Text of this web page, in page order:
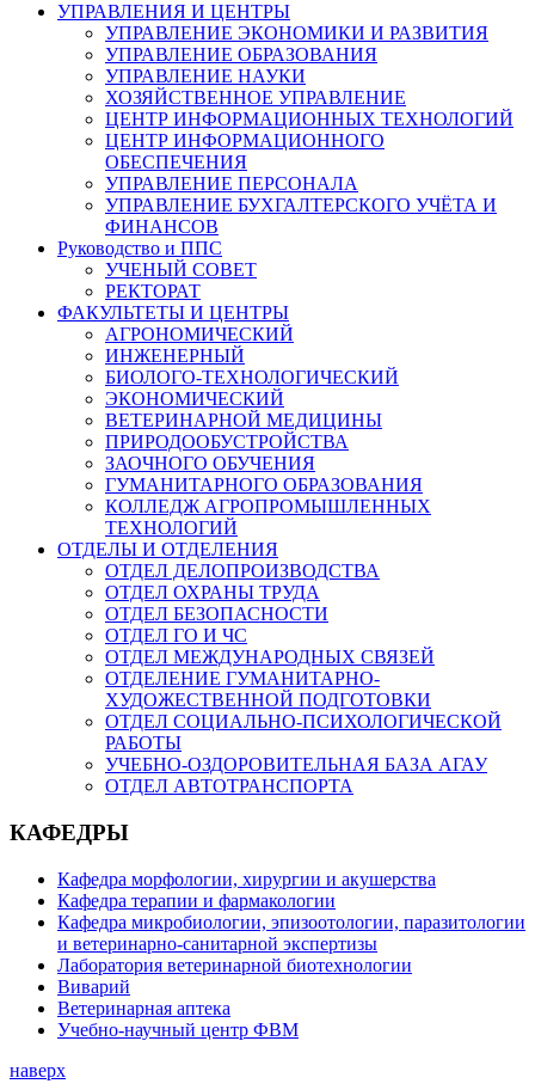
УПРАВЛЕНИЯ И ЦЕНТРЫ
УПРАВЛЕНИЕ ЭКОНОМИКИ И РАЗВИТИЯ
УПРАВЛЕНИЕ ОБРАЗОВАНИЯ
УПРАВЛЕНИЕ НАУКИ
ХОЗЯЙСТВЕННОЕ УПРАВЛЕНИЕ
ЦЕНТР ИНФОРМАЦИОННЫХ ТЕХНОЛОГИЙ
ЦЕНТР ИНФОРМАЦИОННОГО
ОБЕСПЕЧЕНИЯ
УПРАВЛЕНИЕ ПЕРСОНАЛА
УПРАВЛЕНИЕ БУХГАЛТЕРСКОГО УЧЁТА И
ФИНАНСОВ
Руководство и ППС
УЧЕНЫЙ СОВЕТ
РЕКТОРАТ
ФАКУЛЬТЕТЫ И ЦЕНТРЫ
АГРОНОМИЧЕСКИЙ
ИНЖЕНЕРНЫЙ
БИОЛОГО-ТЕХНОЛОГИЧЕСКИЙ
ЭКОНОМИЧЕСКИЙ
ВЕТЕРИНАРНОЙ МЕДИЦИНЫ
ПРИРОДООБУСТРОЙСТВА
ЗАОЧНОГО ОБУЧЕНИЯ
ГУМАНИТАРНОГО ОБРАЗОВАНИЯ
КОЛЛЕДЖ АГРОПРОМЫШЛЕННЫХ
ТЕХНОЛОГИЙ
ОТДЕЛЫ И ОТДЕЛЕНИЯ
ОТДЕЛ ДЕЛОПРОИЗВОДСТВА
ОТДЕЛ ОХРАНЫ ТРУДА
ОТДЕЛ БЕЗОПАСНОСТИ
ОТДЕЛ ГО И ЧС
ОТДЕЛ МЕЖДУНАРОДНЫХ СВЯЗЕЙ
ОТДЕЛЕНИЕ ГУМАНИТАРНО-
ХУДОЖЕСТВЕННОЙ ПОДГОТОВКИ
ОТДЕЛ СОЦИАЛЬНО-ПСИХОЛОГИЧЕСКОЙ
РАБОТЫ
УЧЕБНО-ОЗДОРОВИТЕЛЬНАЯ БАЗА АГАУ
ОТДЕЛ АВТОТРАНСПОРТА
КАФЕДРЫ
Кафедра морфологии, хирургии и акушерства
Кафедра терапии и фармакологии
Кафедра микробиологии, эпизоотологии, паразитологии
и ветеринарно-санитарной экспертизы
Лаборатория ветеринарной биотехнологии
Виварий
Ветеринарная аптека
Учебно-научный центр ФВМ
наверх